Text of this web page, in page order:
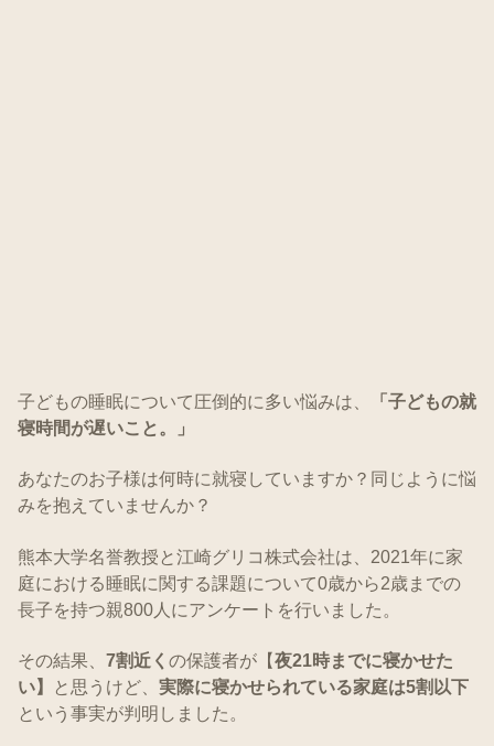
子どもの睡眠について圧倒的に多い悩みは、
「子どもの就
寝時間が遅いこと。」
あなたのお子様は何時に就寝していますか？同じように悩
みを抱えていませんか？
熊本大学名誉教授と江崎グリコ株式会社は、2021年に家
庭における睡眠に関する課題について0歳から2歳までの
長子を持つ親800人にアンケートを行いました。
その結果、 7割近く の保護者が【夜21時までに寝かせた
い】
と思うけど、 実際に寝かせられている家庭は5割以下
という事実が判明しました。